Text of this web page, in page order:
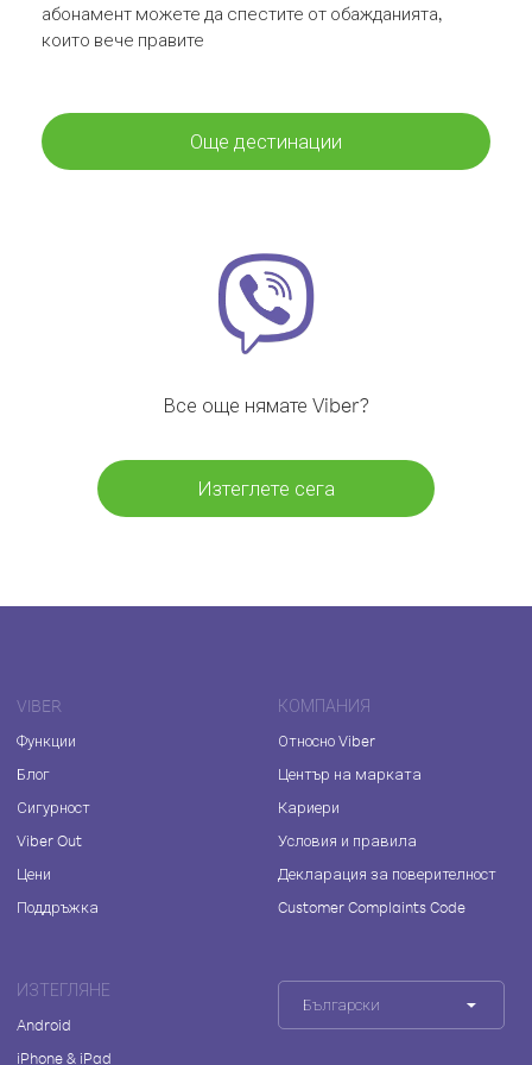
абонамент можете да спестите от обажданията,
които вече правите
Още дестинации
Все още нямате Viber?
Изтеглете сега
VIBER
Функции
Блог
Сигурност
Viber Out
Цени
Поддръжка
КОМПАНИЯ
Относно Viber
Център на марката
Кариери
Условия и правила
Декларация за поверителност
Customer Complaints Code
ИЗТЕГЛЯНЕ
Android
iPhone & iPad
Български